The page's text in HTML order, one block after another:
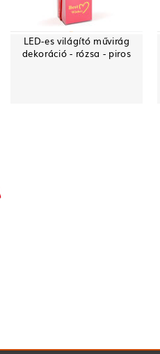
LED-es világító művirág
dekoráció - rózsa - piros